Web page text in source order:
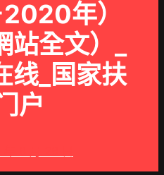
年）
站全文）_
线_国家扶
户